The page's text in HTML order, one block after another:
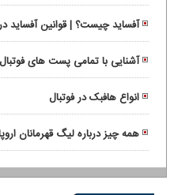
آفساید چیست؟ | قوانین آفساید
آشنایی با تمامی پست های
انواع هافبک در فوتبال
همه چیز درباره لیگ قهرمانان